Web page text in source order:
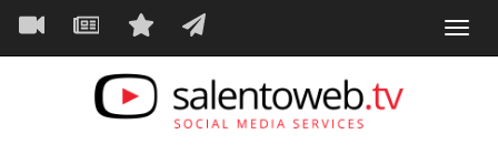
Salta
contenuto
Navigazione
principale